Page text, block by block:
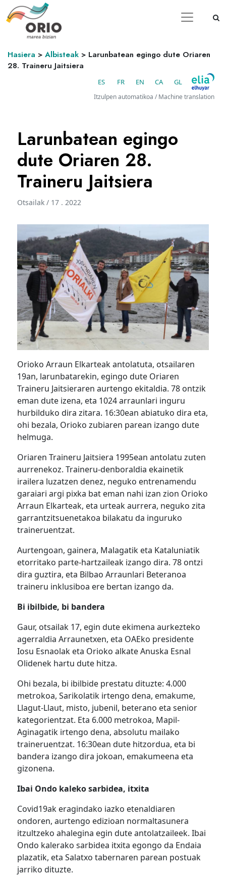
Hasiera > Albisteak > Larunbatean egingo dute Oriaren
28. Traineru Jaitsiera
ES FR EN CA GL
Itzulpen automatikoa / Machine translation
Larunbatean egingo
dute Oriaren 28.
Traineru Jaitsiera
Otsailak / 17 . 2022
Orioko Arraun Elkarteak antolatuta, otsailaren
19an, larunbatarekin, egingo dute Oriaren
Traineru Jaitsieraren aurtengo ekitaldia. 78 ontzik
eman dute izena, eta 1024 arraunlari inguru
hurbilduko dira zitara. 16:30ean abiatuko dira eta,
ohi bezala, Orioko zubiaren parean izango dute
helmuga.
Oriaren Traineru Jaitsiera 1995ean antolatu zuten
aurrenekoz. Traineru-denboraldia ekainetik
irailera luzatzen denez, neguko entrenamendu
garaiari argi pixka bat eman nahi izan zion Orioko
Arraun Elkarteak, eta urteak aurrera, neguko zita
garrantzitsuenetakoa bilakatu da inguruko
traineruentzat.
Aurtengoan, gainera, Malagatik eta Kataluniatik
etorritako parte-hartzaileak izango dira. 78 ontzi
dira guztira, eta Bilbao Arraunlari Beteranoa
traineru inklusiboa ere bertan izango da.
Bi ibilbide, bi bandera
Gaur, otsailak 17, egin dute ekimena aurkezteko
agerraldia Arraunetxen, eta OAEko presidente
Iosu Esnaolak eta Orioko alkate Anuska Esnal
Olidenek hartu dute hitza.
Ohi bezala, bi ibilbide prestatu dituzte: 4.000
metrokoa, Sarikolatik irtengo dena, emakume,
Llagut-Llaut, misto, jubenil, beterano eta senior
kategorientzat. Eta 6.000 metrokoa, Mapil-
Aginagatik irtengo dena, absolutu mailako
traineruentzat. 16:30ean dute hitzordua, eta bi
bandera izango dira jokoan, emakumeena eta
gizonena.
Ibai Ondo kaleko sarbidea, itxita
Covid19ak eragindako iazko etenaldiaren
ondoren, aurtengo edizioan normaltasunera
itzultzeko ahalegina egin dute antolatzaileek. Ibai
Ondo kalerako sarbidea itxita egongo da Endaia
plazatik, eta Salatxo tabernaren parean postuak
jarriko dituzte.